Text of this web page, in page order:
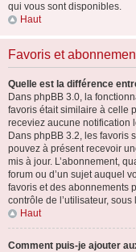
qui vous sont disponibles.
Haut
Favoris et
Quelle est la différence
Dans phpBB 3.0, la
favoris était similaire à celle
receviez aucune notification
Dans phpBB 3.2, les favoris
pouvez à présent recevoir
mis à jour. L’abonnement,
forum ou d’un sujet auquel
favoris et des abonnements
contrôle de l’utilisateur,
Haut
Comment puis-je ajouter